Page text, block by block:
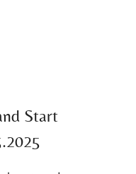
Start